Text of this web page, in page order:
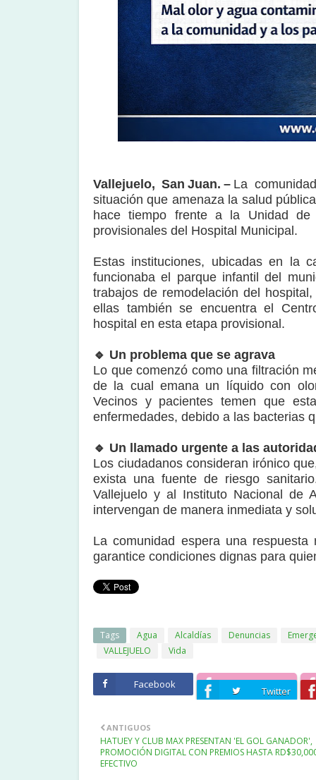
Vallejuelo, San Juan. – La
situación que amenaza la salud
hace tiempo frente a la Unidad de
provisionales del Hospital Municipal.
Estas instituciones, ubicadas en la
funcionaba el parque infantil del
trabajos de remodelación del
ellas también se encuentra el
hospital en esta etapa provisional.
🔹 Un problema que se agrava
Lo que comenzó como una filtración
de la cual emana un líquido con
Vecinos y pacientes temen que
enfermedades, debido a las bacterias
🔹 Un llamado urgente a las
Los ciudadanos consideran irónico
exista una fuente de riesgo
Vallejuelo y al Instituto Nacional de
intervengan de manera inmediata y
La comunidad espera una
garantice condiciones dignas para
Tags Agua Alcaldías Denuncias
VALLEJUELO
Vida
Facebook
Twitter
ANTIGUOS
HATUEY Y CLUB MAX PRESENTAN 'EL GOL GANADOR',
PROMOCIÓN DIGITAL CON PREMIOS HASTA
EFECTIVO